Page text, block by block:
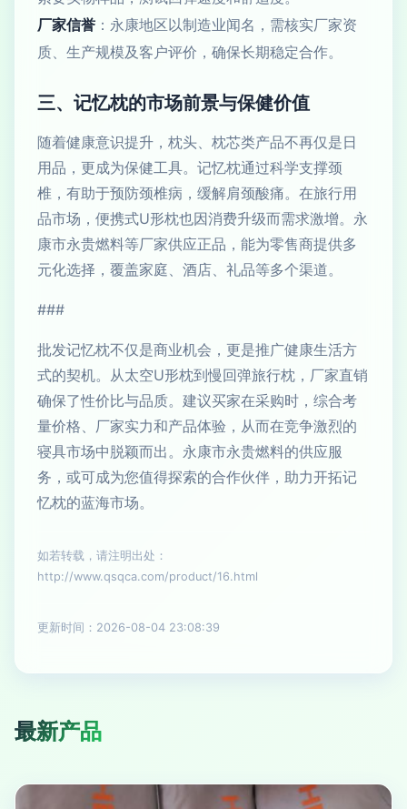
厂家信誉 ：永康地区以制造业闻名，需核实厂家资
质、生产规模及客户评价，确保长期稳定合作。
三、记忆枕的市场前景与保健价值
随着健康意识提升，枕头、枕芯类产品不再仅是日
用品，更成为保健工具。记忆枕通过科学支撑颈
椎，有助于预防颈椎病，缓解肩颈酸痛。在旅行用
品市场，便携式U形枕也因消费升级而需求激增。永
康市永贵燃料等厂家供应正品，能为零售商提供多
元化选择，覆盖家庭、酒店、礼品等多个渠道。
###
批发记忆枕不仅是商业机会，更是推广健康生活方
式的契机。从太空U形枕到慢回弹旅行枕，厂家直销
确保了性价比与品质。建议买家在采购时，综合考
量价格、厂家实力和产品体验，从而在竞争激烈的
寝具市场中脱颖而出。永康市永贵燃料的供应服
务，或可成为您值得探索的合作伙伴，助力开拓记
忆枕的蓝海市场。
如若转载，请注明出处：
http://www.qsqca.com/product/16.html
更新时间：2026-08-04 23:08:39
最新产品